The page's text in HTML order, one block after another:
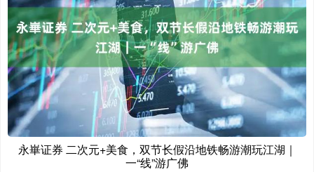
永崋证券 二次元+美食，双节长假沿地铁畅游潮玩江湖｜
一“线”游广佛